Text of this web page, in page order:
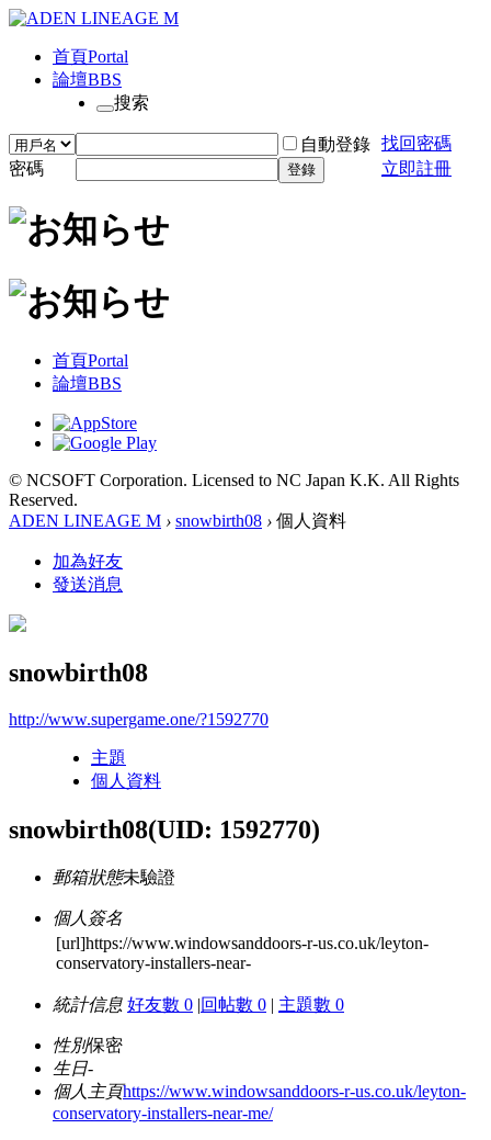
首頁Portal
論壇BBS
搜索
自動登錄 找回密碼
密碼
登錄 立即註冊
首頁Portal
論壇BBS
© NCSOFT Corporation. Licensed to NC Japan K.K. All Rights
Reserved.
ADEN LINEAGE M › snowbirth08 › 個人資料
加為好友
發送消息
snowbirth08
http://www.supergame.one/?1592770
主題
個人資料
snowbirth08(UID: 1592770)
郵箱狀態未驗證
個人簽名
[url]https://www.windowsanddoors-r-us.co.uk/leyton-
conservatory-installers-near-
統計信息 好友數 0 |回帖數 0 | 主題數 0
性別保密
生日-
個人主頁https://www.windowsanddoors-r-us.co.uk/leyton-
conservatory-installers-near-me/